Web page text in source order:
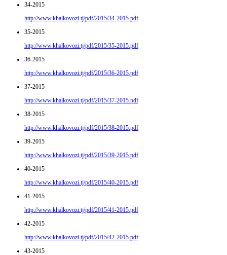
34-2015
http://www.khalkovozi.tj/pdf/2015/34-2015.pdf
35-2015
http://www.khalkovozi.tj/pdf/2015/35-2015.pdf
36-2015
http://www.khalkovozi.tj/pdf/2015/36-2015.pdf
37-2015
http://www.khalkovozi.tj/pdf/2015/37-2015.pdf
38-2015
http://www.khalkovozi.tj/pdf/2015/38-2015.pdf
39-2015
http://www.khalkovozi.tj/pdf/2015/39-2015.pdf
40-2015
http://www.khalkovozi.tj/pdf/2015/40-2015.pdf
41-2015
http://www.khalkovozi.tj/pdf/2015/41-2015.pdf
42-2015
http://www.khalkovozi.tj/pdf/2015/42-2015.pdf
43-2015